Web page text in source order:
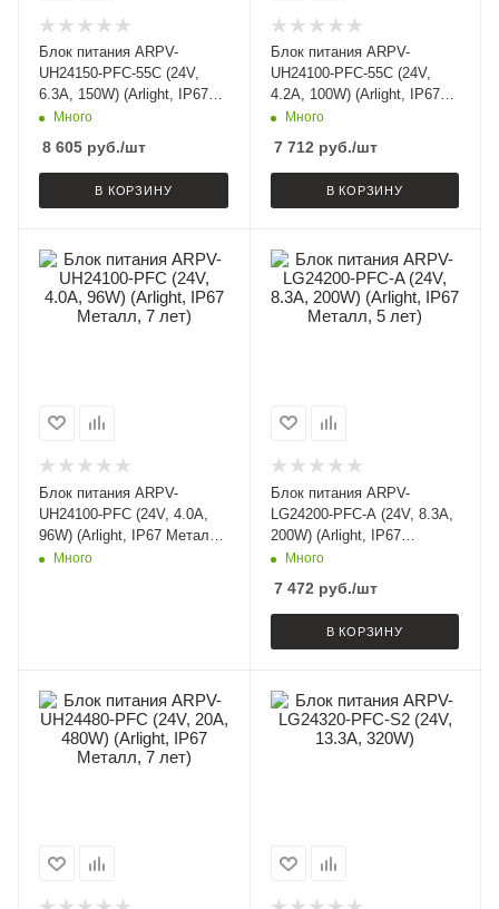
Блок питания ARPV-
UH24150-PFC-55C (24V,
6.3A, 150W) (Arlight, IP67
Металл, 5 лет)
Много
8 605 руб./шт
В КОРЗИНУ
Блок питания ARPV-
UH24100-PFC-55C (24V,
4.2A, 100W) (Arlight, IP67
Металл, 5 лет)
Много
7 712 руб./шт
В КОРЗИНУ
Блок питания ARPV-
UH24100-PFC (24V, 4.0A,
96W) (Arlight, IP67 Металл,
7 лет)
Много
Блок питания ARPV-
LG24200-PFC-A (24V, 8.3A,
200W) (Arlight, IP67
Металл, 5 лет)
Много
7 472 руб./шт
В КОРЗИНУ